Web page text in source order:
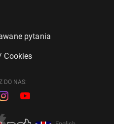
pytania
Cookies
DO NAS: